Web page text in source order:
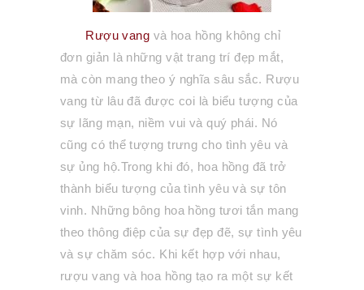
Rượu vang và hoa hồng không chỉ
đơn giản là những vật trang trí đẹp mắt,
mà còn mang theo ý nghĩa sâu sắc. Rượu
vang từ lâu đã được coi là biểu tượng của
sự lãng mạn, niềm vui và quý phái. Nó
cũng có thể tượng trưng cho tình yêu và
sự ủng hộ.Trong khi đó, hoa hồng đã trở
thành biểu tượng của tình yêu và sự tôn
vinh. Những bông hoa hồng tươi tắn mang
theo thông điệp của sự đẹp đẽ, sự tình yêu
và sự chăm sóc. Khi kết hợp với nhau,
rượu vang và hoa hồng tạo ra một sự kết